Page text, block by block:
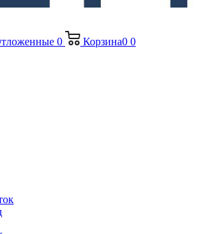
0 Корзина0 0